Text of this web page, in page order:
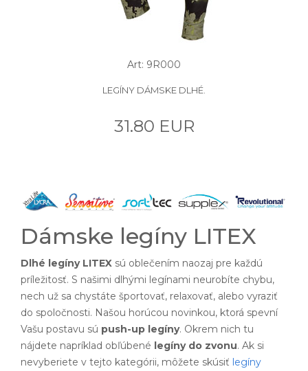
Art: 9R000
LEGÍNY DÁMSKE DLHÉ.
31.80 EUR
Dámske legíny LITEX
Dlhé legíny LITEX sú oblečením naozaj pre každú
príležitosť. S našimi dlhými legínami neurobíte chybu,
nech už sa chystáte športovať, relaxovať, alebo vyraziť
do spoločnosti. Našou horúcou novinkou, ktorá spevní
Vašu postavu sú push-up legíny. Okrem nich tu
nájdete napríklad obľúbené legíny do zvonu. Ak si
nevyberiete v tejto kategórii, môžete skúsiť legíny